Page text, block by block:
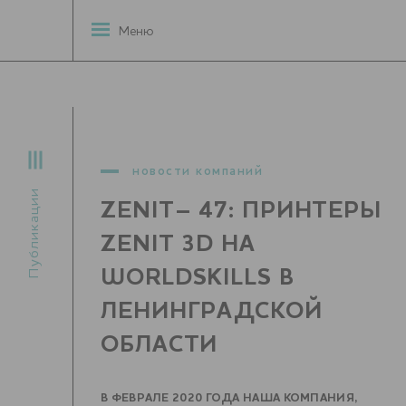
Публикации
Меню
новости компаний
ZENIT– 47: ПРИНТЕРЫ
ZENIT 3D НА
WORLDSKILLS В
ЛЕНИНГРАДСКОЙ
ОБЛАСТИ
В ФЕВРАЛЕ 2020 ГОДА НАША КОМПАНИЯ,